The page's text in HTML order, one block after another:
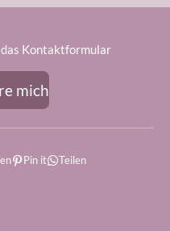
das Kontaktformular
mich
Pin it Teilen